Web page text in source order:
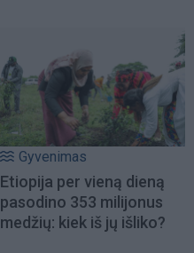
Gyvenimas
Etiopija per vieną dieną
pasodino 353 milijonus
medžių: kiek iš jų išliko?